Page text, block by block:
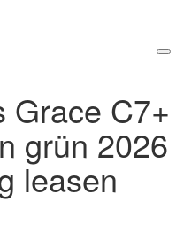
Grace C7+
grün 2026
leasen